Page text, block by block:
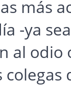
más
-ya
al